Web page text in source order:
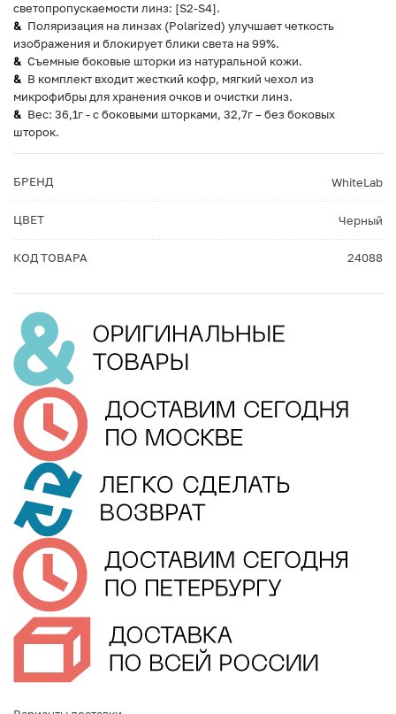
светопропускаемости линз: [S2-S4].
Поляризация на линзах (Polarized) улучшает четкость
изображения и блокирует блики света на 99%.
Съемные боковые шторки из натуральной кожи.
В комплект входит жесткий кофр, мягкий чехол из
микрофибры для хранения очков и очистки линз.
Вес: 36,1г - с боковыми шторками, 32,7г – без боковых
шторок.
БРЕНД WhiteLab
ЦВЕТ Черный
КОД ТОВАРА 24088